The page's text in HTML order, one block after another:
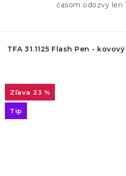
časom odozvy len
TFA 31.1125 Flash Pen -
23 %
Tip